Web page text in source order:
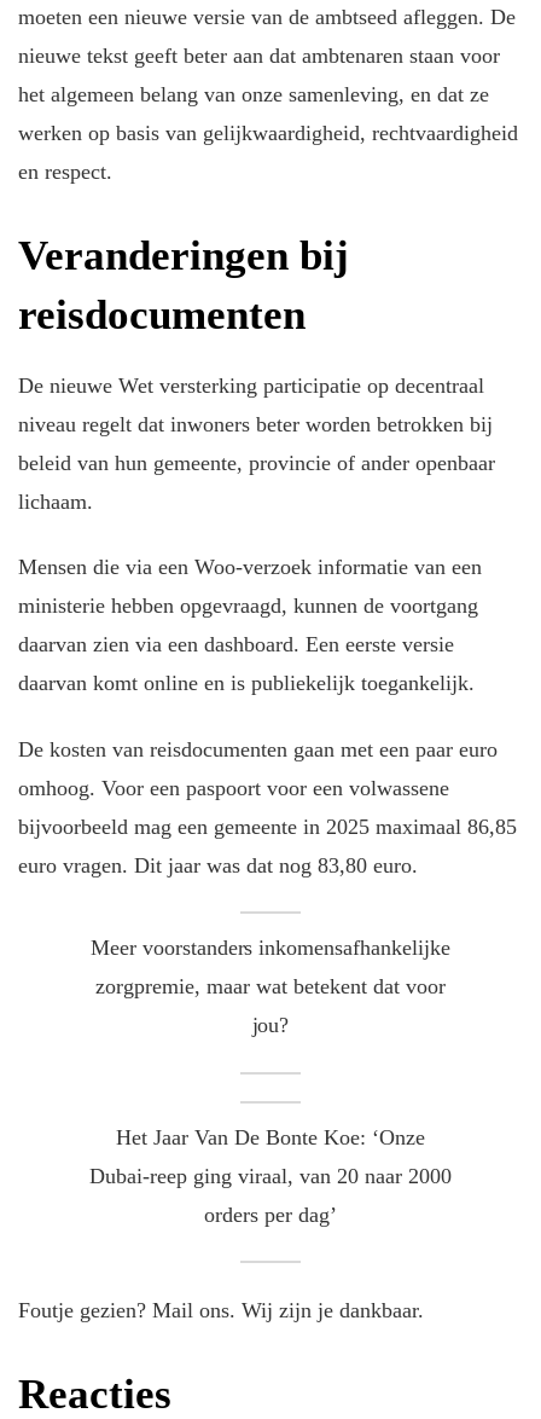
moeten een nieuwe versie van de ambtseed afleggen. De
nieuwe tekst geeft beter aan dat ambtenaren staan voor
het algemeen belang van onze samenleving, en dat ze
werken op basis van gelijkwaardigheid, rechtvaardigheid
en respect.
Veranderingen bij
reisdocumenten
De nieuwe Wet versterking participatie op decentraal
niveau regelt dat inwoners beter worden betrokken bij
beleid van hun gemeente, provincie of ander openbaar
lichaam.
Mensen die via een Woo-verzoek informatie van een
ministerie hebben opgevraagd, kunnen de voortgang
daarvan zien via een dashboard. Een eerste versie
daarvan komt online en is publiekelijk toegankelijk.
De kosten van reisdocumenten gaan met een paar euro
omhoog. Voor een paspoort voor een volwassene
bijvoorbeeld mag een gemeente in 2025 maximaal 86,85
euro vragen. Dit jaar was dat nog 83,80 euro.
Meer voorstanders inkomensafhankelijke
zorgpremie, maar wat betekent dat voor
jou?
Het Jaar Van De Bonte Koe: ‘Onze
Dubai-reep ging viraal, van 20 naar 2000
orders per dag’
Foutje gezien? Mail ons. Wij zijn je dankbaar.
Reacties